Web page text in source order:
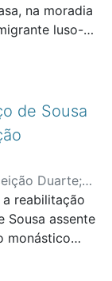
na moradia
luso-
o século XX,
se a
nos lugares
na
Peninsular,
vilas na
cidades. É o
por um êxodo
nas
de Sousa
Duarte;
Pereira da,
reabilitação
Sousa assente
monástico
religiosa,